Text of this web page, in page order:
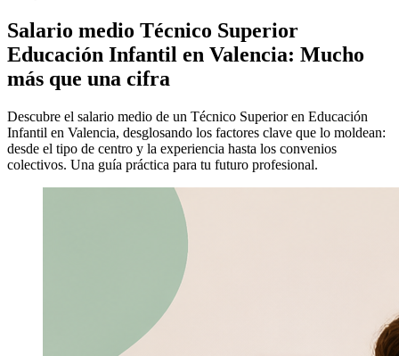
Salario medio Técnico Superior
Educación Infantil en Valencia: Mucho
más que una cifra
Descubre el salario medio de un Técnico Superior en Educación
Infantil en Valencia, desglosando los factores clave que lo moldean:
desde el tipo de centro y la experiencia hasta los convenios
colectivos. Una guía práctica para tu futuro profesional.